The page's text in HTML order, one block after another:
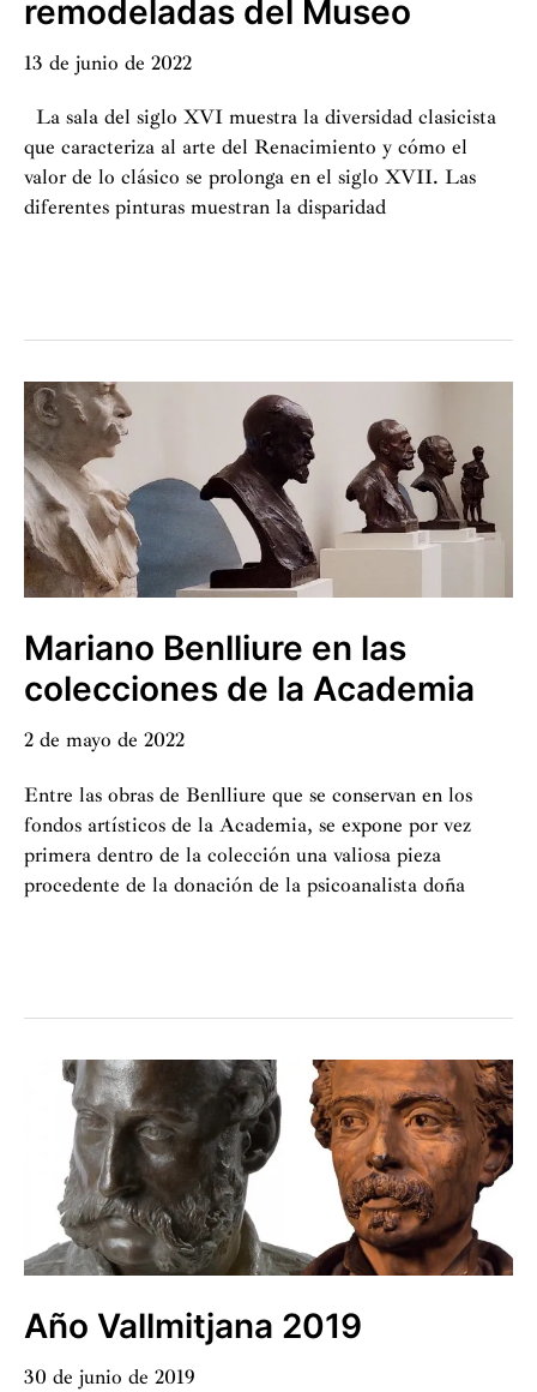
remodeladas del Museo
13 de junio de 2022
La sala del siglo XVI muestra la diversidad clasicista
que caracteriza al arte del Renacimiento y cómo el
valor de lo clásico se prolonga en el siglo XVII. Las
diferentes pinturas muestran la disparidad
tres
salas
remodeladas
del
Museo
Mariano Benlliure en las
colecciones de la Academia
2 de mayo de 2022
Entre las obras de Benlliure que se conservan en los
fondos artísticos de la Academia, se expone por vez
primera dentro de la colección una valiosa pieza
procedente de la donación de la psicoanalista doña
en
colecciones
Academia
Año Vallmitjana 2019
30 de junio de 2019